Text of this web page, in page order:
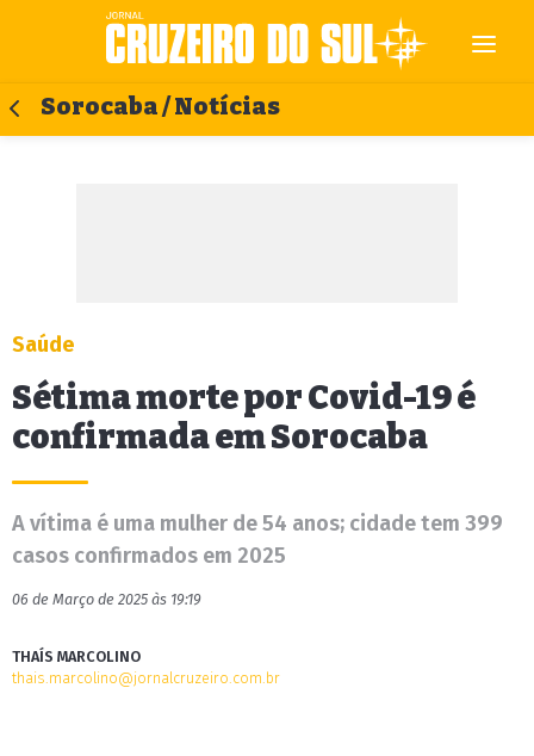
Sorocaba / Notícias
Saúde
Sétima morte por Covid-19 é
confirmada em Sorocaba
A vítima é uma mulher de 54 anos; cidade tem 399
casos confirmados em 2025
06 de Março de 2025 às 19:19
THAÍS MARCOLINO
thais.marcolino@jornalcruzeiro.com.br